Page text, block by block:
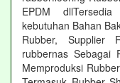
EPDM
kebutuhan Bahan
Rubber, Supplier
rubbernas Sebagai
Memproduksi